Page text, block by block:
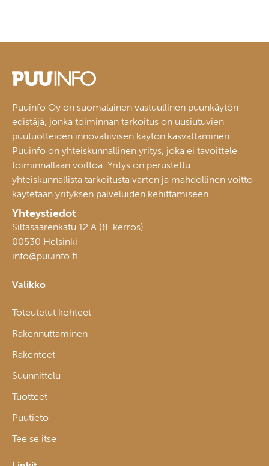
Puuinfo Oy on suomalainen vastuullinen puunkäytön
edistäjä, jonka toiminnan tarkoitus on uusiutuvien
puutuotteiden innovatiivisen käytön kasvattaminen.
Puuinfo on yhteiskunnallinen yritys, joka ei tavoittele
toiminnallaan voittoa. Yritys on perustettu
yhteiskunnallista tarkoitusta varten ja mahdollinen voitto
käytetään yrityksen palveluiden kehittämiseen.
Yhteystiedot
Siltasaarenkatu 12 A (8. kerros)
00530 Helsinki
info@puuinfo.fi
Valikko
Toteutetut kohteet
Rakennuttaminen
Rakenteet
Suunnittelu
Tuotteet
Puutieto
Tee se itse